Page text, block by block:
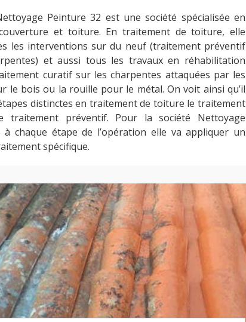
Peinture 32 est une société spécialisée en
et toiture. En traitement de toiture, elle
les interventions sur du neuf (traitement préventif
et aussi tous les travaux en réhabilitation
curatif sur les charpentes attaquées par les
le bois ou la rouille pour le métal. On voit ainsi qu’il
distinctes en traitement de toiture le traitement
traitement préventif. Pour la société Nettoyage
à chaque étape de l’opération elle va appliquer un
spécifique.